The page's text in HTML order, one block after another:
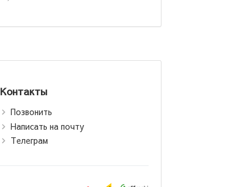
Контакты
Позвонить
Написать на почту
Телеграм